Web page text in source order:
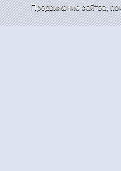
Продвижение сайтов,